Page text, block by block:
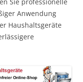
Anwendung
Haushaltsgeräte